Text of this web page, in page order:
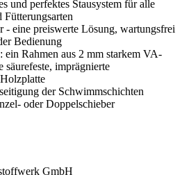
und perfektes Stausystem für alle
Fütterungsarten
- eine preiswerte Lösung, wartungsfrei
Bedienung
ein Rahmen aus 2 mm starkem VA-
säurefeste, imprägnierte
der Schwimmschichten
oder Doppelschieber
GmbH